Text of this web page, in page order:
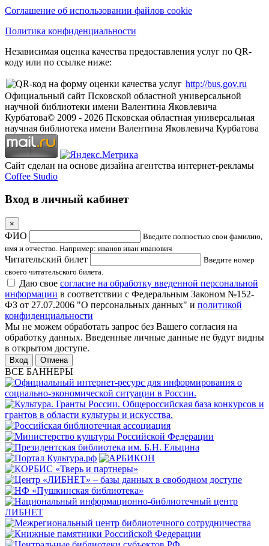
Соглашение об использовании файлов cookie
Политика конфиденциальности
Независимая оценка качества предоставления услуг по QR-
коду или по ссылке ниже:
http://bus.gov.ru
Официальный сайт Псковской областной универсальной
научной библиотеки имени Валентина Яковлевича
Курбатова© 2009 - 2026 Псковская областная универсальная
научная библиотека имени Валентина Яковлевича Курбатова
Сайт сделан на основе дизайна агентства интернет-рекламы
Coffee Studio
Вход в личный кабинет
×
ФИО
Введите полностью свои фамилию,
имя и отчество. Например: иванов иван иванович
Читательский билет
Введите номер
своего читательского билета.
Даю свое согласие на обработку введенной персональной
информации в соответствии с Федеральным Законом №152-
ФЗ от 27.07.2006 "О персональных данных" и политикой
конфиденциальности
Мы не можем обработать запрос без Вашего согласия на
обработку данных. Введенные личные данные не будут видны
в открытом доступе.
Отмена
ВСЕ БАННЕРЫ